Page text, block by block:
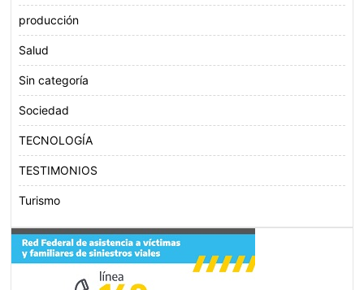
producción
Salud
Sin categoría
Sociedad
TECNOLOGÍA
TESTIMONIOS
Turismo